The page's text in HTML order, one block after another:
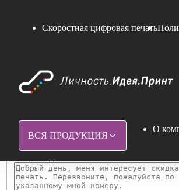
Название компании
Ваш телефон
Ваш email*
Скоростная цифровая печать
ВСЯ ПРОДУКЦИЯ
О